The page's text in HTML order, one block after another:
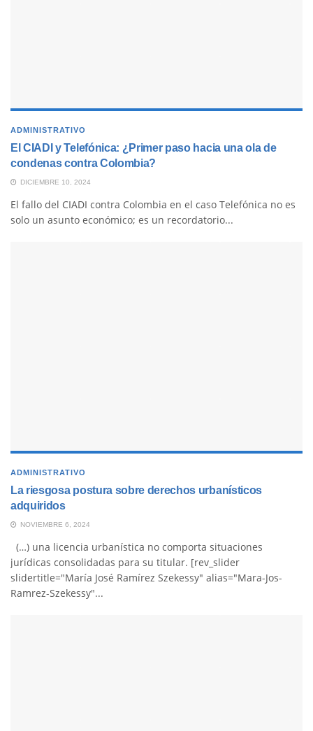
ADMINISTRATIVO
El CIADI y Telefónica: ¿Primer paso hacia una ola de
condenas contra Colombia?
DICIEMBRE 10, 2024
El fallo del CIADI contra Colombia en el caso Telefónica no es
solo un asunto económico; es un recordatorio...
ADMINISTRATIVO
La riesgosa postura sobre derechos urbanísticos
adquiridos
NOVIEMBRE 6, 2024
(…) una licencia urbanística no comporta situaciones
jurídicas consolidadas para su titular. [rev_slider
slidertitle="María José Ramírez Szekessy" alias="Mara-Jos-
Ramrez-Szekessy"...